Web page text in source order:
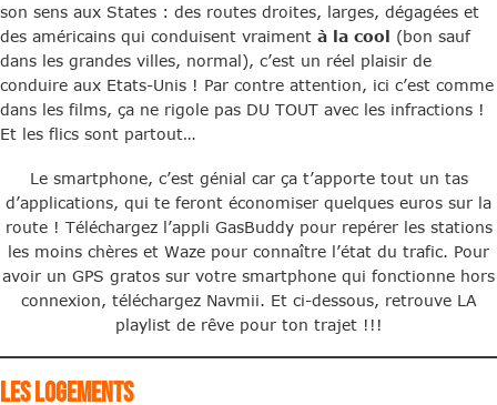
son sens aux States : des routes droites, larges, dégagées et
des américains qui conduisent vraiment à la cool (bon sauf
dans les grandes villes, normal), c’est un réel plaisir de
conduire aux Etats-Unis ! Par contre attention, ici c’est comme
dans les films, ça ne rigole pas DU TOUT avec les infractions !
Et les flics sont partout…
Le smartphone, c’est génial car ça t’apporte tout un tas
d’applications, qui te feront économiser quelques euros sur la
route ! Téléchargez l’appli GasBuddy pour repérer les stations
les moins chères et Waze pour connaître l’état du trafic. Pour
avoir un GPS gratos sur votre smartphone qui fonctionne hors
connexion, téléchargez Navmii. Et ci-dessous, retrouve LA
playlist de rêve pour ton trajet !!!
LES LOGEMENTS